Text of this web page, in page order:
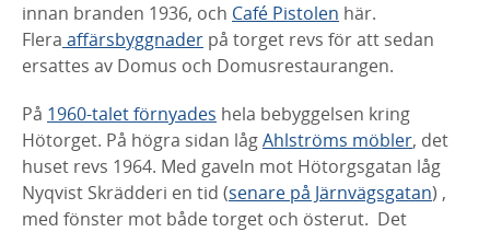
innan branden 1936, och Café Pistolen här.
Flera affärsbyggnader på torget revs för att sedan
ersattes av Domus och Domusrestaurangen.
På 1960-talet förnyades hela bebyggelsen kring
Hötorget. På högra sidan lågAhlströms möbler, det
huset revs 1964. Med gaveln mot Hötorgsgatan låg
Nyqvist Skrädderi en tid (senare på Järnvägsgatan) ,
med fönster mot både torget och österut. Det